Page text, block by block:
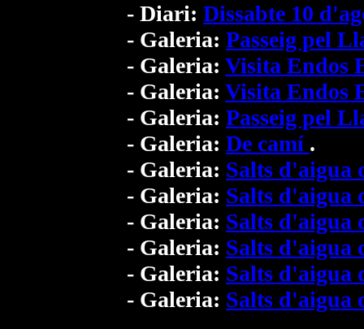
- Diari: Dissabte 10
- Galeria: Passeig pel
- Galeria: Visita Endos
- Galeria: Visita Endos
- Galeria: Passeig pel
- Galeria: De camí .
- Galeria: Salts d'aigua
- Galeria: Salts d'aigua
- Galeria: Salts d'aigua
- Galeria: Salts d'aigua
- Galeria: Salts d'aigua
- Galeria: Salts d'aigua